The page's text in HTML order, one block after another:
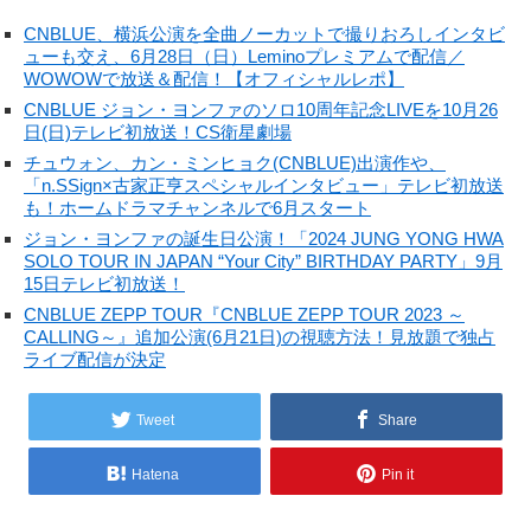
CNBLUE、横浜公演を全曲ノーカットで撮りおろしインタビ
ューも交え、6月28日（日）Leminoプレミアムで配信／
WOWOWで放送＆配信！【オフィシャルレポ】
CNBLUE ジョン・ヨンファのソロ10周年記念LIVEを10月26
日(日)テレビ初放送！CS衛星劇場
チュウォン、カン・ミンヒョク(CNBLUE)出演作や、
「n.SSign×古家正亨スペシャルインタビュー」テレビ初放送
も！ホームドラマチャンネルで6月スタート
ジョン・ヨンファの誕生日公演！「2024 JUNG YONG HWA
SOLO TOUR IN JAPAN “Your City” BIRTHDAY PARTY」9月
15日テレビ初放送！
CNBLUE ZEPP TOUR『CNBLUE ZEPP TOUR 2023 ～
CALLING～』追加公演(6月21日)の視聴方法！見放題で独占
ライブ配信が決定
Tweet Share
Hatena Pin it